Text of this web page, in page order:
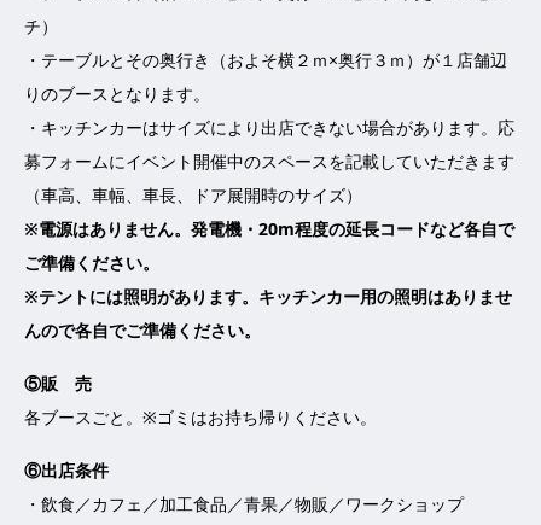
チ）
・テーブルとその奥行き（およそ横２ｍ×奥行３ｍ）が１店舗辺
りのブースとなります。
・キッチンカーはサイズにより出店できない場合があります。応
募フォームにイベント開催中のスペースを記載していただきます
（車高、車幅、車長、ドア展開時のサイズ）
※電源はありません。発電機・20m程度の延長コードなど各自で
ご準備ください。
※テントには照明があります。 キッチンカー用の照明はありませ
んので各自でご準備ください。
⑤販 売
各ブースごと。※ゴミはお持ち帰りください。
⑥出店条件
・飲食／カフェ／加工食品／青果／物販／ワークショップ